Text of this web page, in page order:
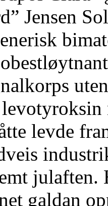
Jensen
levde
julaften.
galdan